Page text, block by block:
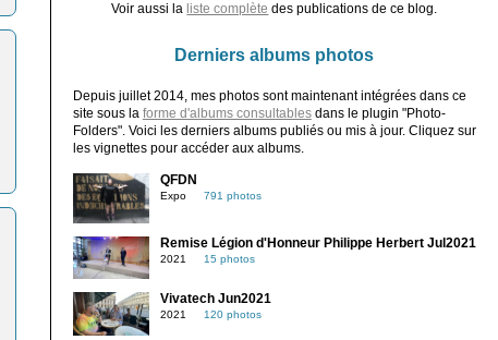
Voir aussi la liste complète des publications de ce blog.
Derniers albums photos
Depuis juillet 2014, mes photos sont maintenant intégrées dans ce
site sous la forme d'albums consultablesdans le plugin "Photo-
Folders". Voici les derniers albums publiés ou mis à jour. Cliquez sur
les vignettes pour accéder aux albums.
QFDN
Expo 791 photos
Remise Légion d'Honneur Philippe Herbert Jul2021
2021 15 photos
Vivatech Jun2021
2021 120 photos